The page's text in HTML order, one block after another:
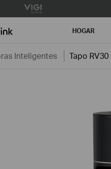
Smart HOGAR
Inteligentes Tapo